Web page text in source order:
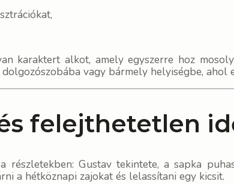
karaktert alkot, amely egyszerre hoz
vagy bármely helyiségbe, ahol
felejthetetlen
Gustav tekintete, a sapka
a hétköznapi zajokat és lelassítani egy kicsit.